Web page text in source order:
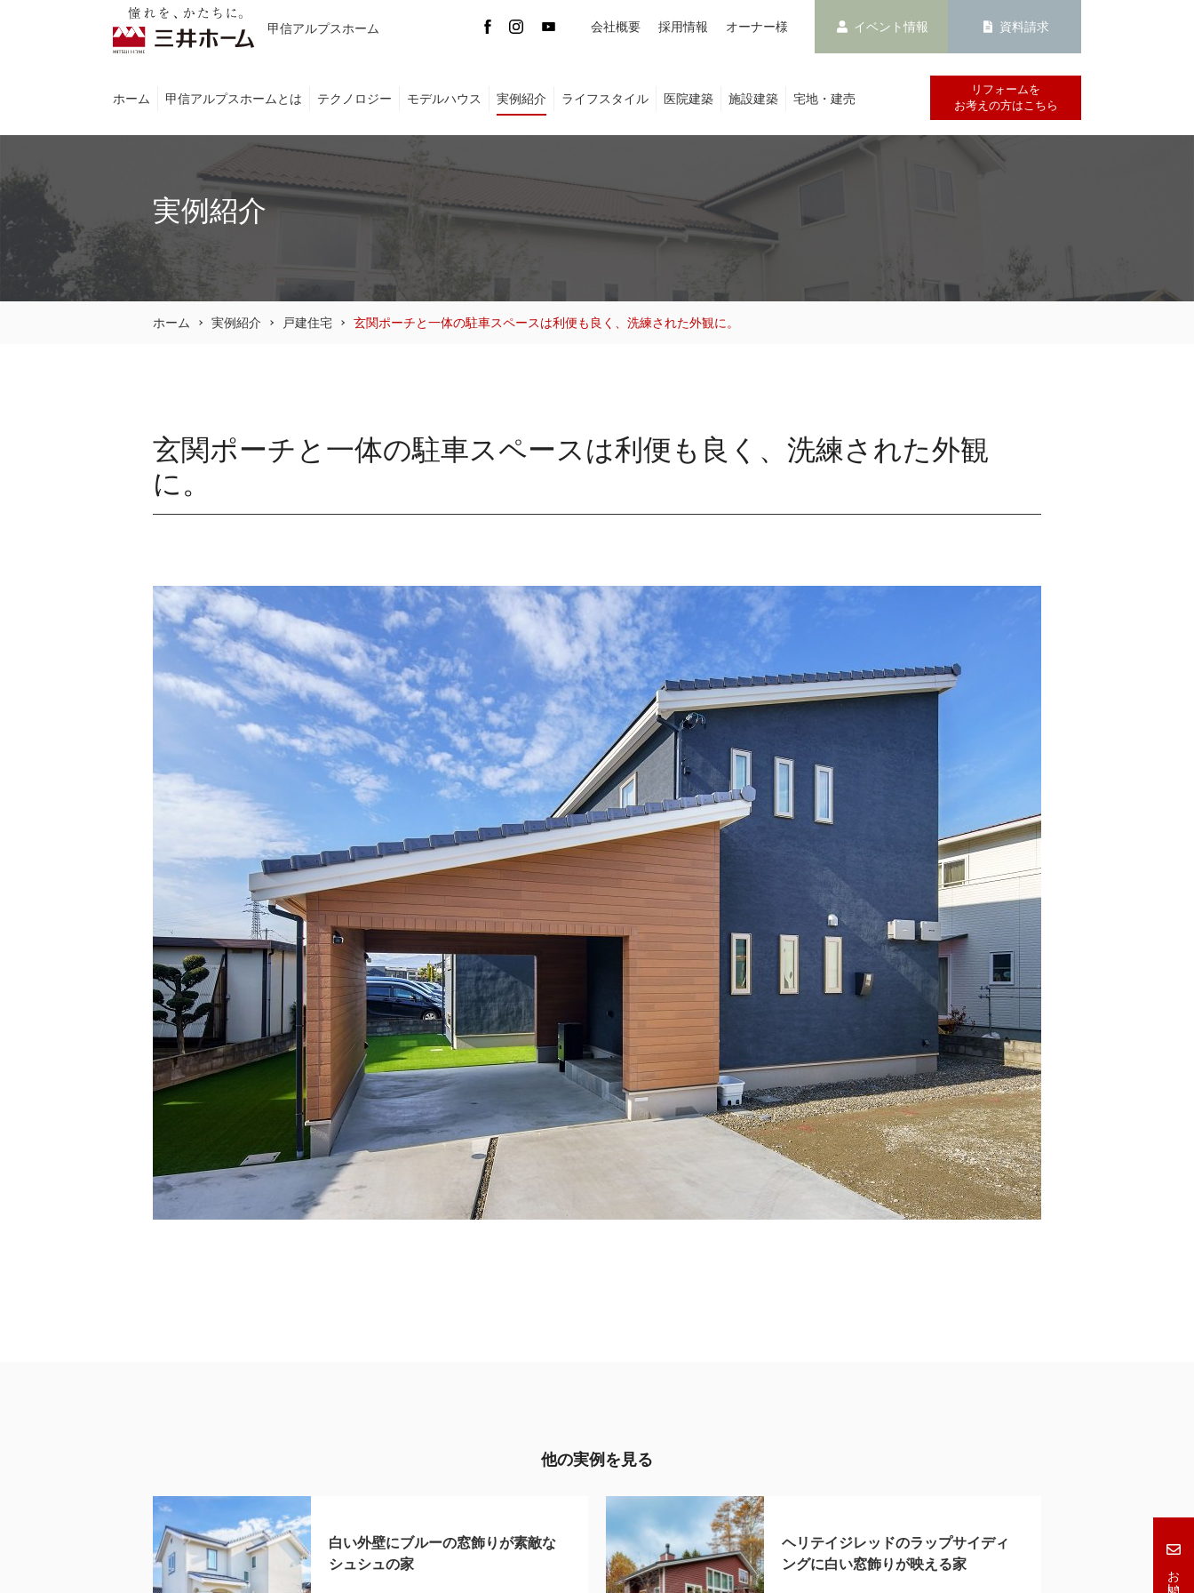
甲信アルプスホーム 会社概要 採用情報 オーナー様 イベント情報 資料請求
ホーム 甲信アルプスホームとは テクノロジー モデルハウス 実例紹介 ライフスタイル 医院建築 施設建築 宅地・建売
リフォームを
お考えの方はこちら
実例紹介
ホーム 実例紹介 戸建住宅 玄関ポーチと一体の駐車スペースは利便も良く、洗練された外観に。
玄関ポーチと一体の駐車スペースは利便も良く、洗練された外観
に。
他の実例を見る
白い外壁にブルーの窓飾りが素敵な
シュシュの家
ヘリテイジレッドのラップサイディ
ングに白い窓飾りが映える家